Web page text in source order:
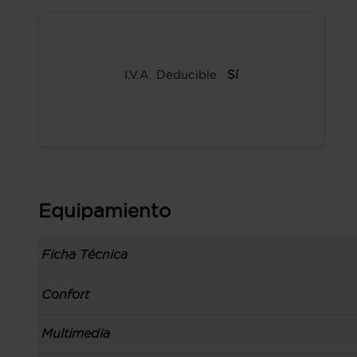
I.V.A. Deducible Sí
Equipamiento
Ficha Técnica
Información de la versión: número última lista
Carrocería tipo todoterreno con 5 puertas,
Confort
Toma/s de 12v en los asientos delanteros
Multimedia